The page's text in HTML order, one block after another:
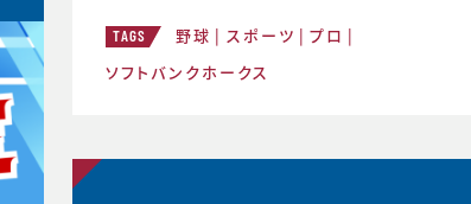
められています。大関選手の布施の1年
間の取組みの中身が見えてくると思いま
TAGS 野球 スポーツ
プロ
ソフトバンクホークス